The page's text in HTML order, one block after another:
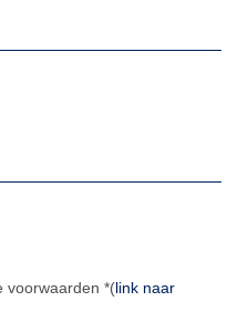
voorwaarden *(link naar